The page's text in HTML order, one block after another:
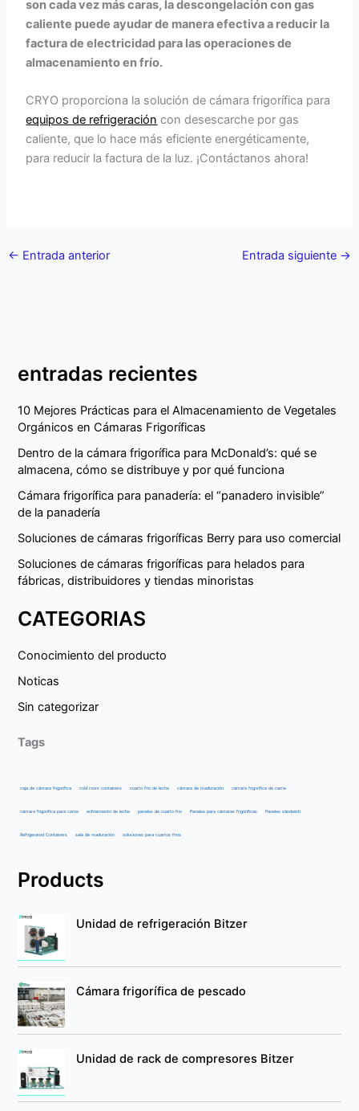
son cada vez más caras, la descongelación con gas
caliente puede ayudar de manera efectiva a reducir la
factura de electricidad para las operaciones de
almacenamiento en frío.
CRYO proporciona la solución de cámara frigorífica para
equipos de refrigeración con desescarche por gas
caliente, que lo hace más eficiente energéticamente,
para reducir la factura de la luz. ¡Contáctanos ahora!
← Entrada anterior Entrada siguiente →
entradas recientes
10 Mejores Prácticas para el Almacenamiento de Vegetales
Orgánicos en Cámaras Frigoríficas
Dentro de la cámara frigorífica para McDonald’s: qué se
almacena, cómo se distribuye y por qué funciona
Cámara frigorífica para panadería: el “panadero invisible”
de la panadería
Soluciones de cámaras frigoríficas Berry para uso comercial
Soluciones de cámaras frigoríficas para helados para
fábricas, distribuidores y tiendas minoristas
CATEGORIAS
Conocimiento del producto
Noticas
Sin categorizar
Tags
caja de cámara frigorífica cold room containers cuarto frio de leche cámara de maduración cámara frigorífica de carne
cámara frigorífica para carne enfriamiento de leche paneles de cuarto frio Paneles para cámaras frigoríficas Paneles sándwich
Refrigerated Containers sala de maduración soluciones para cuartos frios
Products
Unidad de refrigeración Bitzer
Cámara frigorífica de pescado
Unidad de rack de compresores Bitzer